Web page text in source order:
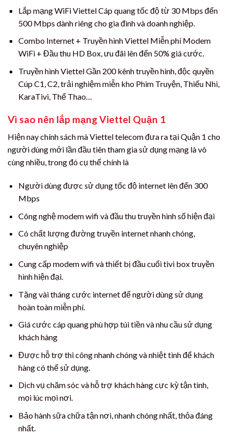
Lắp mạng WiFi Viettel Cáp quang tốc độ từ 30 Mbps đến
500 Mbps dành riêng cho gia đình và doanh nghiệp.
Combo Internet + Truyền hình Viettel Miễn phí Modem
WiFi + Đầu thu HD Box, ưu đãi lên đến 50% giá cước.
Truyền hình Viettel Gần 200 kênh truyền hình, độc quyền
Cúp C1, C2, trải nghiệm miễn kho Phim Truyện, Thiếu Nhi,
KaraTivi, Thể Thao…
Vì sao nên lắp mạng Viettel Quận 1
Hiện nay chính sách mà Viettel telecom đưa ra tại Quận 1 cho
người dùng mới lần đầu tiên tham gia sử dụng mạng là vô
cùng nhiều, trong đó cụ thể chính là
Người dùng được sử dụng tốc độ internet lên đến 300
Mbps
Công nghệ modem wifi và đầu thu truyền hình số hiện đại
Có chất lượng đường truyền internet nhanh chóng,
chuyên nghiệp
Cung cấp modem wifi và thiết bị đầu cuối tivi box truyền
hình hiện đại.
Tặng vài tháng cước internet để người dùng sử dụng
hoàn toàn miễn phí.
Giá cước cáp quang phù hợp túi tiền và nhu cầu sử dụng
khách hàng
Được hỗ trợ thi công nhanh chóng và nhiệt tình để khách
hàng có thể sử dụng.
Dịch vụ chăm sóc và hỗ trợ khách hàng cực kỳ tận tình,
mọi lúc mọi nơi.
Bảo hành sữa chữa tận nơi, nhanh chóng nhất, thỏa đáng
nhất.